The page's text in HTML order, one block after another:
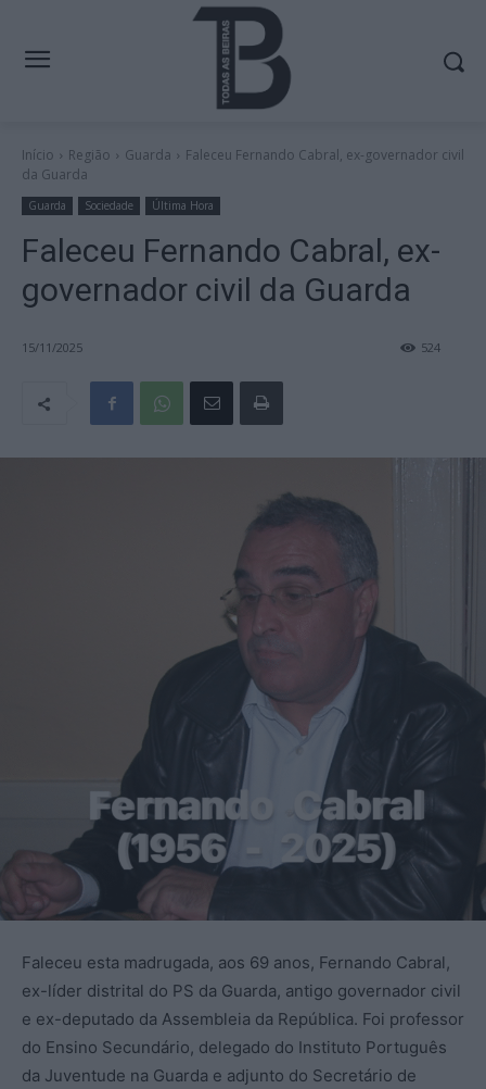
Início Região Guarda
Faleceu Fernando Cabral, ex-governador civil
da Guarda
Guarda Sociedade Última Hora
Faleceu Fernando Cabral, ex-
governador civil da Guarda
15/11/2025 524
Faleceu esta madrugada, aos 69 anos, Fernando Cabral,
ex-líder distrital do PS da Guarda, antigo governador civil
e ex-deputado da Assembleia da República. Foi professor
do Ensino Secundário, delegado do Instituto Português
da Juventude na Guarda e adjunto do Secretário de